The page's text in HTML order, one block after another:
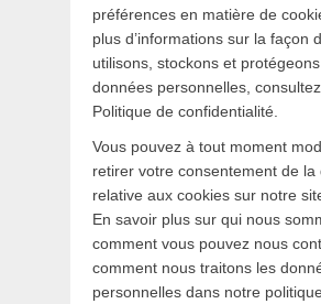
préférences en matière de
plus d’informations sur la façon
utilisons, stockons et
données personnelles,
Politique de confidentialité.
Vous pouvez à tout moment
retirer votre consentement de la
relative aux cookies sur notre
En savoir plus sur qui nous
comment vous pouvez nous
comment nous traitons les
personnelles dans notre